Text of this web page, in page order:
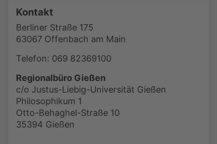
Kontakt
Berliner Straße 175
63067 Offenbach am Main
Telefon: 069 82369100
Regionalbüro Gießen
c/o Justus-Liebig-Universität Gießen
Philosophikum 1
Otto-Behaghel-Straße 10
35394 Gießen